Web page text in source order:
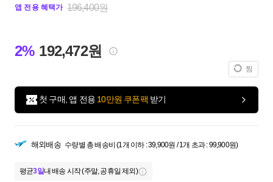
앱 전용 혜택가 196,400원
2% 192,472원
찜
첫 구매, 앱 전용 10만원 쿠폰팩 받기
해외배송 수량별 총 배송비 (1개 이하 : 39,900원 / 1개 초과 : 99,900원)
평균3일내 배송 시작 (주말, 공휴일 제외)